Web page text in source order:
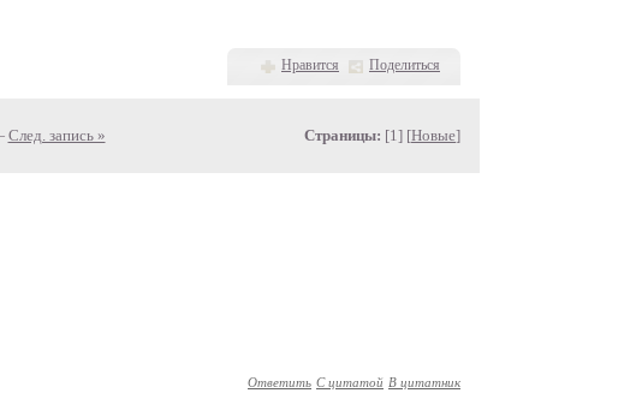
Нравится Поделиться
След. запись » Страницы: [1] [Новые]
Ответить С цитатой В цитатник